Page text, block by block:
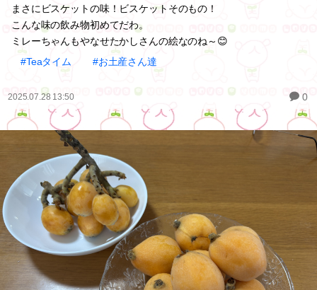
まさにビスケットの味！ビスケットそのもの！
こんな味の飲み物初めてだわ。
ミレーちゃんもやなせたかしさんの絵なのね～😊
#Teaタイム
#お土産さん達
2025.07.28 13:50 0